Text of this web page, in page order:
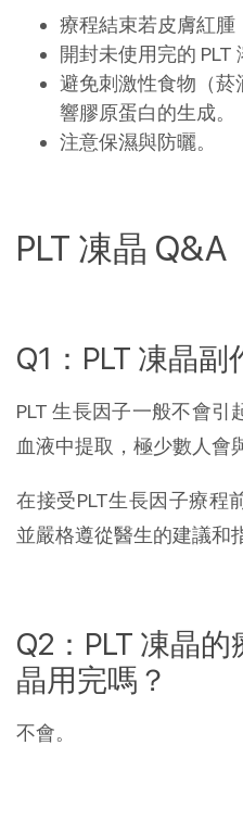
療程結束若皮膚紅腫
開封未使用完的 PLT
避免刺激性食物（菸
響膠原蛋白的生成。
注意保濕與防曬。
PLT 凍晶 Q&A
Q1：PLT 凍晶副
PLT 生長因子一般不會
血液中提取，極少數人會
在接受PLT生長因子療程
並嚴格遵從醫生的建議和
Q2：PLT 凍晶
晶用完嗎？
不會。